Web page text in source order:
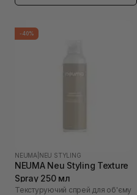
-40%
NEUMA NEU STYLING
NEUMA Neu Styling Texture
Spray 250 мл
Текстуруючий спрей для об'єму